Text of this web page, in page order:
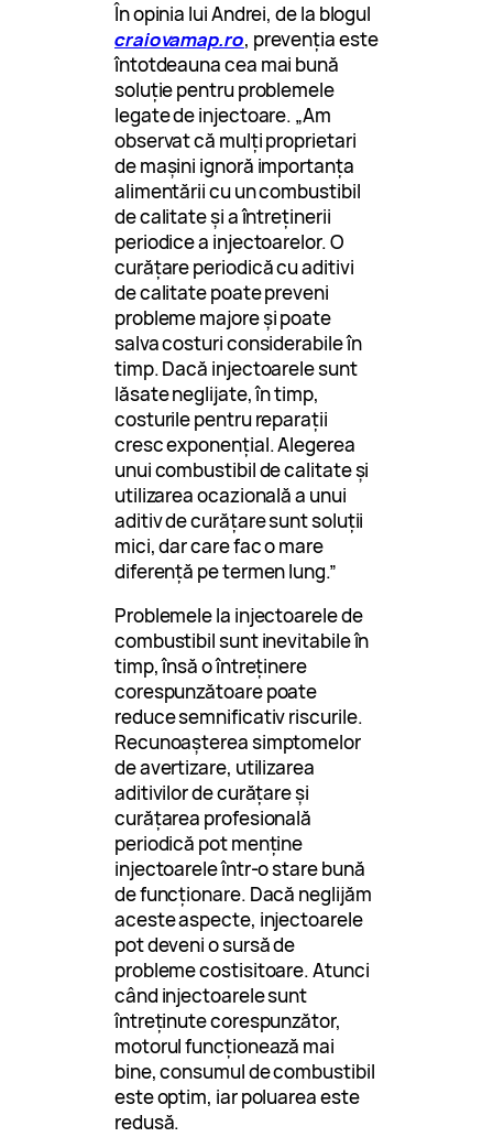
În opinia lui Andrei, de la blogul
craiovamap.ro, prevenția este
întotdeauna cea mai bună
soluție pentru problemele
legate de injectoare. „Am
observat că mulți proprietari
de mașini ignoră importanța
alimentării cu un combustibil
de calitate și a întreținerii
periodice a injectoarelor. O
curățare periodică cu aditivi
de calitate poate preveni
probleme majore și poate
salva costuri considerabile în
timp. Dacă injectoarele sunt
lăsate neglijate, în timp,
costurile pentru reparații
cresc exponențial. Alegerea
unui combustibil de calitate și
utilizarea ocazională a unui
aditiv de curățare sunt soluții
mici, dar care fac o mare
diferență pe termen lung.”
Problemele la injectoarele de
combustibil sunt inevitabile în
timp, însă o întreținere
corespunzătoare poate
reduce semnificativ riscurile.
Recunoașterea simptomelor
de avertizare, utilizarea
aditivilor de curățare și
curățarea profesională
periodică pot menține
injectoarele într-o stare bună
de funcționare. Dacă neglijăm
aceste aspecte, injectoarele
pot deveni o sursă de
probleme costisitoare. Atunci
când injectoarele sunt
întreținute corespunzător,
motorul funcționează mai
bine, consumul de combustibil
este optim, iar poluarea este
redusă.